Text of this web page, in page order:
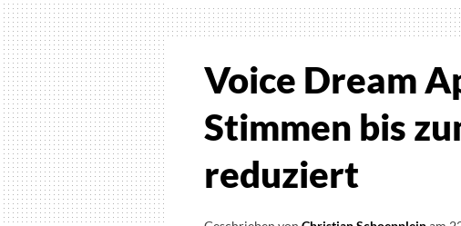
2020
erschienen
Gerät
gerade
Voice Dream
Stimmen bis
reduziert